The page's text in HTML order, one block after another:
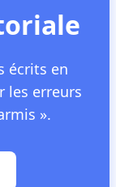
écrits en
les erreurs
».